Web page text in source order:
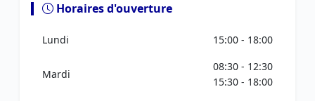
Horaires d'ouverture
Lundi 15:00 - 18:00
Mardi
08:30 - 12:30
15:30 - 18:00